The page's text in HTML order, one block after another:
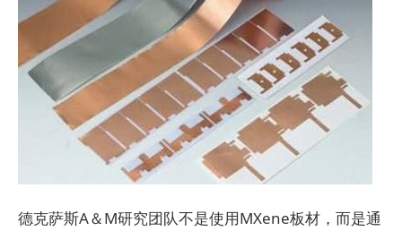
德克萨斯A＆M研究团队不是使用MXene板材，而是通